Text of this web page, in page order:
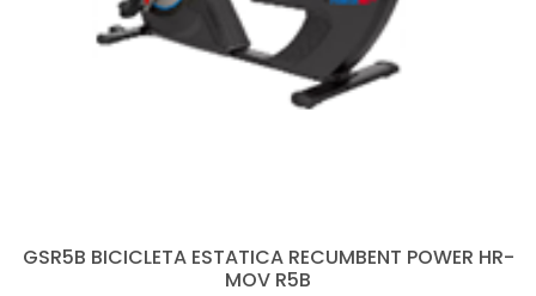
GSR5B BICICLETA ESTATICA RECUMBENT POWER HR-
MOV R5B